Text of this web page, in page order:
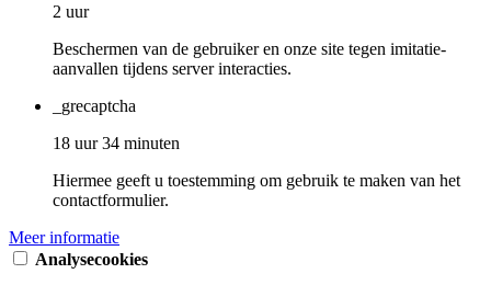
2 uur
Beschermen van de gebruiker en onze site tegen imitatie-
aanvallen tijdens server interacties.
_grecaptcha
18 uur 34 minuten
Hiermee geeft u toestemming om gebruik te maken van het
contactformulier.
Meer informatie
Analysecookies